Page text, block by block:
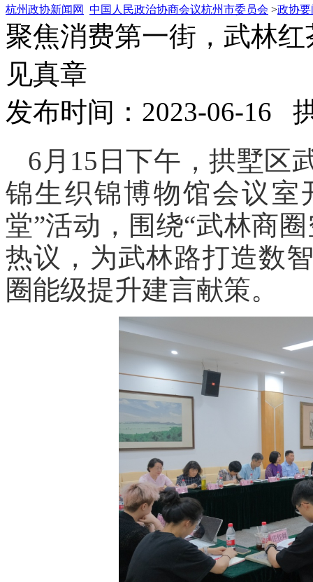
杭州政协新闻网 中国人民政治协商会议杭州市委员会 >政协要
聚焦消费第一街，武林
见真章
发布时间：2023-06-16
6月15日下午，拱墅区
锦生织锦博物馆会议室
堂”活动，围绕“武林商
热议，为武林路打造数
圈能级提升建言献策。